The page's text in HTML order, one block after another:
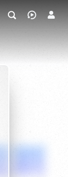
玄幻武侠 奇幻